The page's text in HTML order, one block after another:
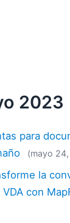
2023
para
(mayo
la
con